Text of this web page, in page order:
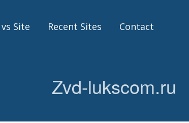
Site Recent Sites Contact
Zvd-lukscom.ru